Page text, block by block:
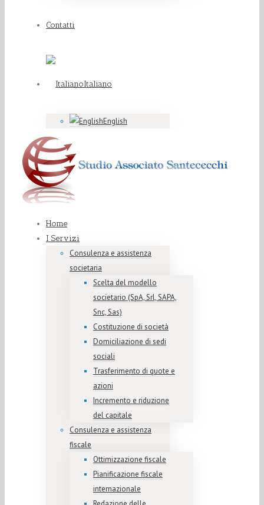
Contatti
Italiano
English
Home
I Servizi
Consulenza e assistenza
societaria
Scelta del modello
societario (SpA, Srl, SAPA,
Snc, Sas)
Costituzione di società
Domiciliazione di sedi
sociali
Trasferimento di quote e
azioni
Incremento e riduzione
del capitale
Consulenza e assistenza
fiscale
Ottimizzazione fiscale
Pianificazione fiscale
internazionale